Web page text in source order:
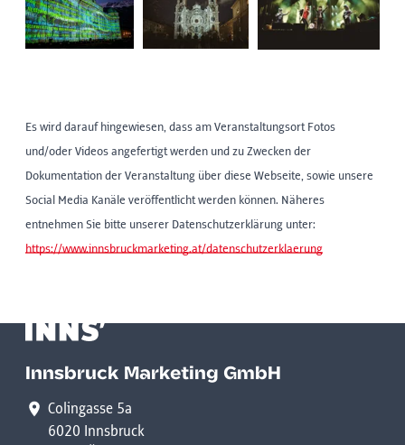
Es wird darauf hingewiesen, dass am Veranstaltungsort Fotos
und/oder Videos angefertigt werden und zu Zwecken der
Dokumentation der Veranstaltung über diese Webseite, sowie unsere
Social Media Kanäle veröffentlicht werden können. Näheres
entnehmen Sie bitte unserer Datenschutzerklärung unter:
https://www.innsbruckmarketing.at/datenschutzerklaerung
Innsbruck Marketing GmbH
Colingasse 5a
6020 Innsbruck